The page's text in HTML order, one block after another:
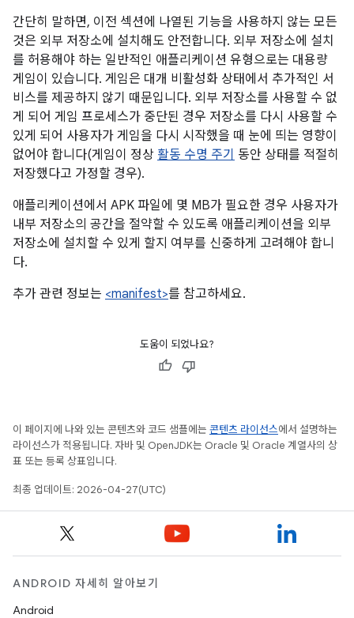
간단히 말하면, 이전 섹션에 나열된 기능을 사용하지 않는 모든
것은 외부 저장소에 설치해도 안전합니다. 외부 저장소에 설치
를 허용해야 하는 일반적인 애플리케이션 유형으로는 대용량
게임이 있습니다. 게임은 대개 비활성화 상태에서 추가적인 서
비스를 제공하지 않기 때문입니다. 외부 저장소를 사용할 수 없
게 되어 게임 프로세스가 중단된 경우 저장소를 다시 사용할 수
있게 되어 사용자가 게임을 다시 시작했을 때 눈에 띄는 영향이
없어야 합니다(게임이 정상 활동 수명 주기 동안 상태를 적절히
저장했다고 가정할 경우).
애플리케이션에서 APK 파일에 몇 MB가 필요한 경우 사용자가
내부 저장소의 공간을 절약할 수 있도록 애플리케이션을 외부
저장소에 설치할 수 있게 할지 여부를 신중하게 고려해야 합니
다.
추가 관련 정보는 <manifest>를 참고하세요.
도움이 되었나요?
이 페이지에 나와 있는 콘텐츠와 코드 샘플에는 콘텐츠 라이선스에서 설명하는
라이선스가 적용됩니다. 자바 및 OpenJDK는 Oracle 및 Oracle 계열사의 상
표 또는 등록 상표입니다.
최종 업데이트: 2026-04-27(UTC)
ANDROID 자세히 알아보기
Android